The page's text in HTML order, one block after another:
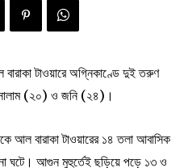
বারাকা টাওয়ারে অগ্নিকাণ্ডে দুই তরুণ
(২০) ও জনি (২৪)।
আল বারাকা টাওয়ারের ১৪ তলা আবাসিক
ঘটে। আগুন মুহুর্তেই ছড়িয়ে পড়ে ১৩ ও